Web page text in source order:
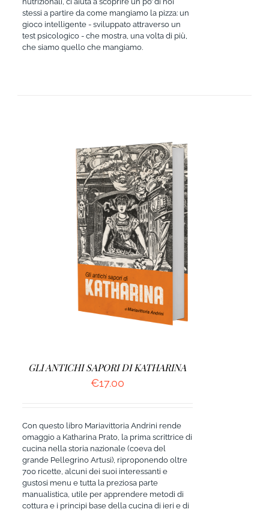
stessi a partire da come mangiamo la pizza: un
gioco intelligente - sviluppato attraverso un
test psicologico - che mostra, una volta di più,
che siamo quello che mangiamo.
AGGIUNGI AL CARRELLO / DETTAGLI
GLI ANTICHI SAPORI DI KATHARINA
€17.00
Con questo libro Mariavittoria Andrini rende
omaggio a Katharina Prato, la prima scrittrice di
cucina nella storia nazionale (coeva del
grande Pellegrino Artusi), riproponendo oltre
700 ricette, alcuni dei suoi interessanti e
gustosi menu e tutta la preziosa parte
manualistica, utile per apprendere metodi di
cottura e i principi base della cucina di ieri e di